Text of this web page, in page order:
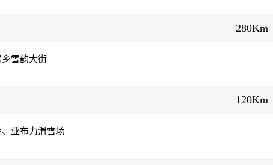
280Km
雪韵大街
120Km
亚布力滑雪场